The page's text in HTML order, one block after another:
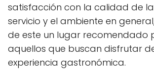
satisfacción con la calidad de
servicio y el ambiente en
de este un lugar recomendado
aquellos que buscan disfrutar
experiencia gastronómica.